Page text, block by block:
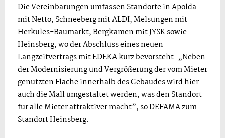
Die Vereinbarungen umfassen Standorte in Apolda
mit Netto, Schneeberg mit ALDI, Melsungen mit
Herkules-Baumarkt, Bergkamen mit JYSK sowie
Heinsberg, wo der Abschluss eines neuen
Langzeitvertrags mit EDEKA kurz bevorsteht. „Neben
der Modernisierung und Vergrößerung der vom Mieter
genutzten Fläche innerhalb des Gebäudes wird hier
auch die Mall umgestaltet werden, was den Standort
für alle Mieter attraktiver macht”, so DEFAMA zum
Standort Heinsberg.